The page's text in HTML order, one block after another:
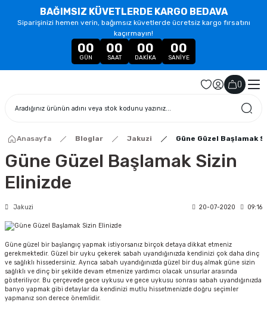
BAĞIMSIZ KÜVETLERDE KARGO BEDAVA
Siparişinizi hemen verin, bağımsız küvetlerde ücretsiz kargo fırsatını
kaçırmayın!
00
GÜN
00
SAAT
00
DAKIKA
00
SANIYE
()
Anasayfa Bloglar Jakuzi Güne Güzel Başlamak
Güne Güzel Başlamak Sizin
Elinizde
Jakuzi 20-07-2020 09:16
Güne güzel bir başlangıç yapmak istiyorsanız birçok detaya dikkat etmeniz
gerekmektedir. Güzel bir uyku çekerek sabah uyandığınızda kendinizi çok daha dinç
ve sağlıklı hissedersiniz. Ayrıca sabah uyandığınızda güzel bir duş almak güne sizin
sağlıklı ve dinç bir şekilde devam etmenize yardımcı olacak unsurlar arasında
gösteriliyor. Bu çerçevede gece uykusu ve gece uykusu sonrası sabah uyandığınızda
banyo yapmak gibi detaylar da kendinizi mutlu hissetmenizde doğru seçimler
yapmanız son derece önemlidir.